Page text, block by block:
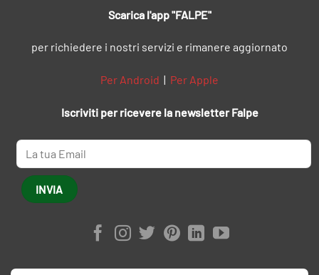
Scarica l'app "FALPE"
per richiedere i nostri servizi e rimanere aggiornato
Per Android | Per Apple
Iscriviti per ricevere la newsletter Falpe